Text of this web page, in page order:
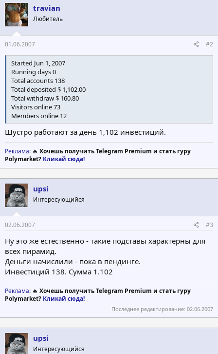
travian
Любитель
01.06.2007 #2
Started Jun 1, 2007
Running days 0
Total accounts 138
Total deposited $ 1,102.00
Total withdraw $ 160.80
Visitors online 73
Members online 12
Шустро работают за день 1,102 инвестиций.
Реклама: 🔥 Хочешь получить Telegram Premium и стать гуру
Polymarket? Кликай сюда!
upsi
Интересующийся
02.06.2007 #3
Ну это же естественно - такие подставы характерны для
всех пирамид.
Деньги начислили - пока в пендинге.
Инвестиций 138. Сумма 1.102
Реклама: 🔥 Хочешь получить Telegram Premium и стать гуру
Polymarket? Кликай сюда!
Последнее редактирование: 02.06.2007
upsi
Интересующийся